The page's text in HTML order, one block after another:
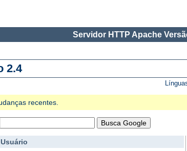
Servidor HTTP Apache
2.4
recentes.